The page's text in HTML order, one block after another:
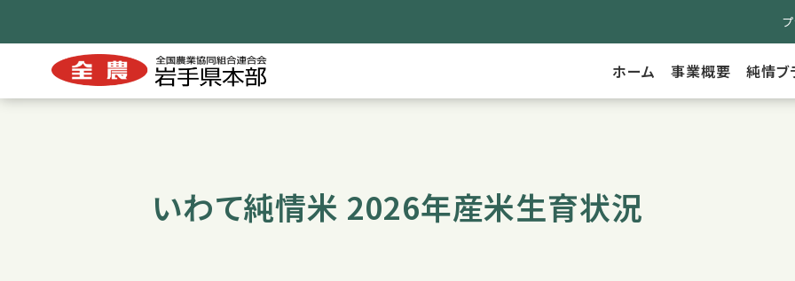
ホーム 事業概要 純情ブ
いわて純情米 2026年産米生育状況